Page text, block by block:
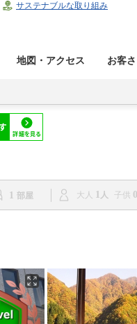
サステナブルな取り組み
地図・アクセス お客
1 大人 1 子供 0